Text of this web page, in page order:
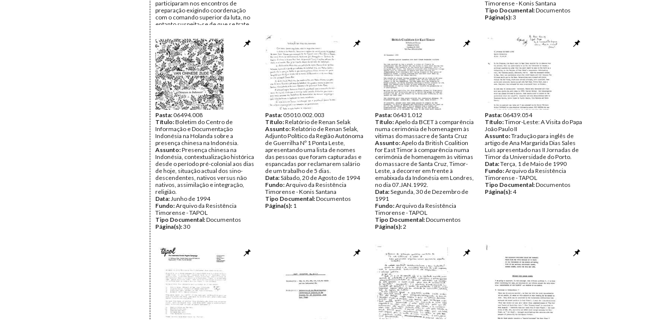
participaram nos encontros de
preparação exigindo coordenação
com o comando superior da luta, no
entanto suspeita-se de que se trate
captura de elementos da rede
clandestina
Data:Domingo, 7 de Junho de 1992
Fundo:Arquivo da Resistência
Timorense - Pascoela Barreto
Tipo Documental:Documentos
Página(s):2
Timorense - Konis Santana
Tipo Documental:Documentos
Página(s):3
Pasta:06494.008
Título:Boletim do Centro de
Informação e Documentação
Indonésia na Holanda sobre a
presença chinesa na Indonésia.
Assunto:Presença chinesa na
Indonésia, contextualização histórica
desde o período pré-colonial aos dias
de hoje, situação actual dos sino-
descendentes, nativos versus não
nativos, assimilação e integração,
religião.
Data:Junho de 1994
Fundo:Arquivo da Resistência
Timorense - TAPOL
Tipo Documental:Documentos
Página(s):30
Pasta:05010.002.003
Título:Relatório de Renan Selak
Assunto:Relatório de Renan Selak,
Adjunto Político da Região Autónoma
de Guerrilha Nº 1 Ponta Leste,
apresentando uma lista de nomes
das pessoas que foram capturadas e
espancadas por reclamarem salário
de um trabalho de 5 dias.
Data:Sábado, 20 de Agosto de 1994
Fundo:Arquivo da Resistência
Timorense - Konis Santana
Tipo Documental:Documentos
Página(s): 1
Pasta:06431.012
Título:Apelo da BCET à comparência
numa cerimónia de homenagem às
vitimas do massacre de Santa Cruz
Assunto:Apelo da British Coalition
for East Timor à comparência numa
cerimónia de homenagem às vitimas
do massacre de Santa Cruz, Timor-
Leste, a decorrer em frente à
emabixada da Indonésia em Londres,
no dia 07.JAN.1992.
Data:Segunda, 30 de Dezembro de
1991
Fundo:Arquivo da Resistência
Timorense - TAPOL
Tipo Documental:Documentos
Página(s):2
Pasta:06439.054
Título:Timor-Leste: A Visita do Papa
João Paulo II
Assunto:Tradução para inglês de
artigo de Ana Margarida Dias Sales
Luís apresentado nas II Jornadas de
Timor da Universidade do Porto.
Data:Terça, 1 de Maio de 1990
Fundo:Arquivo da Resistência
Timorense - TAPOL
Tipo Documental:Documentos
Página(s):4